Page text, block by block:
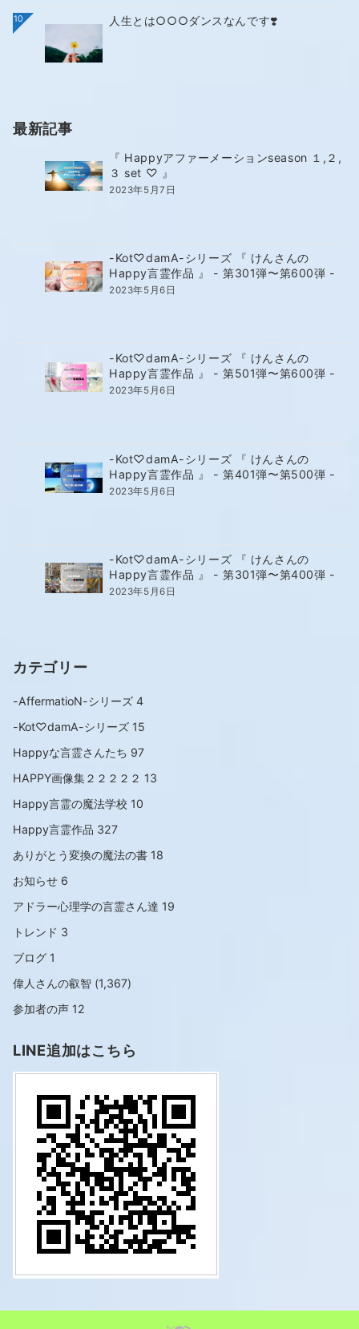
10 人生とは○○○ダンスなんです❣️
最新記事
『 Happyアファーメーションseason １,２,
３ set ♡ 』
2023年5月7日
-Kot♡damA-シリーズ 『 けんさんの
Happy言霊作品 』 - 第301弾〜第600弾 -
2023年5月6日
-Kot♡damA-シリーズ 『 けんさんの
Happy言霊作品 』 - 第501弾〜第600弾 -
2023年5月6日
-Kot♡damA-シリーズ 『 けんさんの
Happy言霊作品 』 - 第401弾〜第500弾 -
2023年5月6日
-Kot♡damA-シリーズ 『 けんさんの
Happy言霊作品 』 - 第301弾〜第400弾 -
2023年5月6日
カテゴリー
-AffermatioN-シリーズ 4
-Kot♡damA-シリーズ 15
Happyな言霊さんたち 97
HAPPY画像集２２２２２ 13
Happy言霊の魔法学校 10
Happy言霊作品 327
ありがとう変換の魔法の書 18
お知らせ 6
アドラー心理学の言霊さん達 19
トレンド 3
ブログ 1
偉人さんの叡智 (1,367)
参加者の声 12
LINE追加はこちら